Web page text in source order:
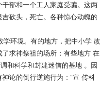
部和一个工人家庭受骗。这两
砍头，死亡。各种惊心动魄的
环境。有的地方，把中小学 改
求神祭祖的场所；有些地方 在
和科学和封建迷信的基地 。因
论的倒行逆施行为：“宣 传科